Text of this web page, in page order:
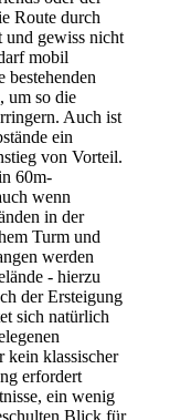
Route durch
und gewiss nicht
mobil
bestehenden
um so die
Auch ist
ein
von Vorteil.
60m-
wenn
in der
Turm und
werden
- hierzu
der Ersteigung
sich natürlich
kein klassischer
erfordert
ein wenig
Blick für